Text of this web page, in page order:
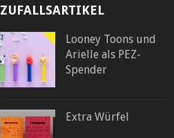
ZUFALLSARTIKEL
Looney Toons und
Arielle als PEZ-
Spender
Extra Würfel